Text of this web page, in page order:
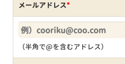
メールアドレス*
（半角で@を含むアドレス）